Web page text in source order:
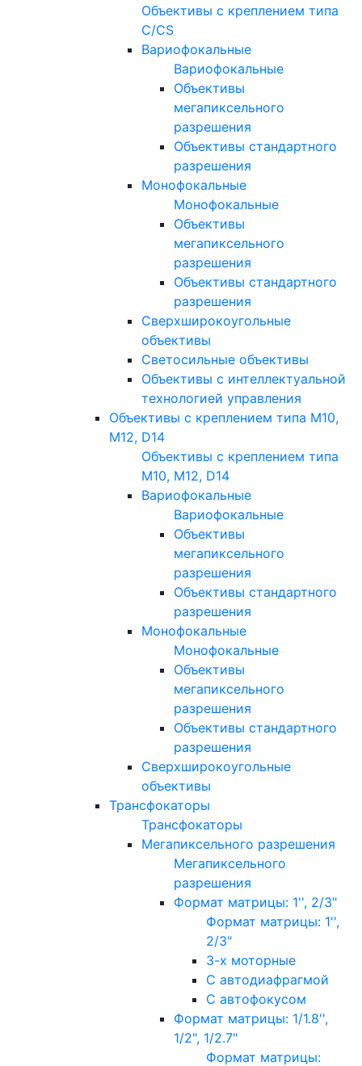
Объективы с креплением типа
C/CS
Вариофокальные
Вариофокальные
Объективы
мегапиксельного
разрешения
Объективы стандартного
разрешения
Монофокальные
Монофокальные
Объективы
мегапиксельного
разрешения
Объективы стандартного
разрешения
Сверхширокоугольные
объективы
Светосильные объективы
Объективы с интеллектуальной
технологией управления
Объективы с креплением типа M10,
M12, D14
Объективы с креплением типа
M10, M12, D14
Вариофокальные
Вариофокальные
Объективы
мегапиксельного
разрешения
Объективы стандартного
разрешения
Монофокальные
Монофокальные
Объективы
мегапиксельного
разрешения
Объективы стандартного
разрешения
Сверхширокоугольные
объективы
Трансфокаторы
Трансфокаторы
Мегапиксельного разрешения
Мегапиксельного
разрешения
Формат матрицы: 1'', 2/3"
Формат матрицы: 1'',
2/3"
3-х моторные
С автодиафрагмой
С автофокусом
Формат матрицы: 1/1.8'',
1/2", 1/2.7"
Формат матрицы: